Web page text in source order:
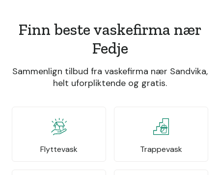
Finn beste vaskefirma nær
Fedje
Sammenlign tilbud fra vaskefirma nær Sandvika,
helt uforpliktende og gratis.
Flyttevask Trappevask